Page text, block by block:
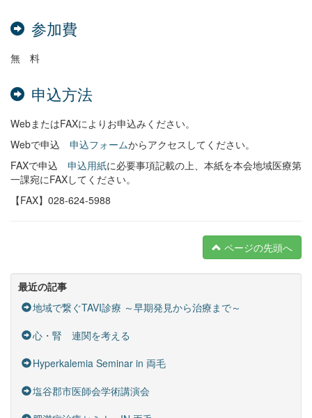
参加費
無 料
申込方法
WebまたはFAXによりお申込みください。
Webで申込 申込フォームからアクセスしてください。
FAXで申込 申込用紙に必要事項記載の上、本紙を本会地域医療第
一課宛にFAXしてください。
【FAX】028-624-5988
ページの先頭へ
最近の記事
地域で繋ぐTAVI診療 ～早期発見から治療まで～
心・腎 連関を考える
Hyperkalemia Seminar in 両毛
塩谷郡市医師会学術講演会